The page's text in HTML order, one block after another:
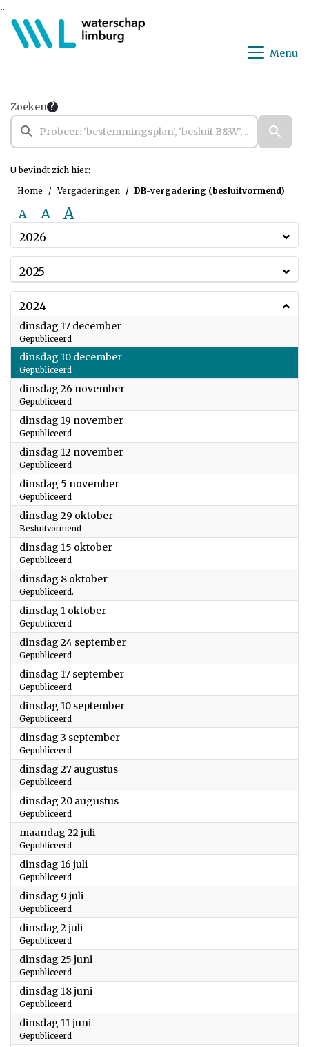
Ga naar de inhoud van deze pagina
Menu
Zoeken
U bevindt zich hier:
Home
Vergaderingen DB-vergadering (besluitvormend)
A A A
2026
2025
2024
dinsdag 17 december2024
Gepubliceerd
dinsdag 10 december2024
Gepubliceerd
dinsdag 26 november2024
Gepubliceerd
dinsdag 19 november2024
Gepubliceerd
dinsdag 12 november2024
Gepubliceerd
dinsdag 5 november2024
Gepubliceerd
dinsdag 29 oktober2024
Besluitvormend
dinsdag 15 oktober2024
Gepubliceerd
dinsdag 8 oktober2024
Gepubliceerd.
dinsdag 1 oktober2024
Gepubliceerd
dinsdag 24 september2024
Gepubliceerd
dinsdag 17 september2024
Gepubliceerd
dinsdag 10 september2024
Gepubliceerd
dinsdag 3 september2024
Gepubliceerd
dinsdag 27 augustus2024
Gepubliceerd
dinsdag 20 augustus2024
Gepubliceerd
maandag 22 juli
Gepubliceerd
dinsdag 16 juli
Gepubliceerd
dinsdag 9 juli
Gepubliceerd
dinsdag 2 juli
Gepubliceerd
dinsdag 25 juni
Gepubliceerd
dinsdag 18 juni
Gepubliceerd
dinsdag 11 juni
Gepubliceerd